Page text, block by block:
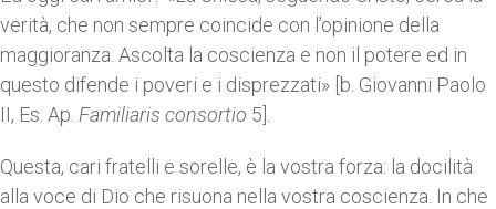
verità, che non sempre coincide con l’opinione della
maggioranza. Ascolta la coscienza e non il potere ed in
questo difende i poveri e i disprezzati» [b. Giovanni Paolo
II, Es. Ap. Familiaris consortio 5].
Questa, cari fratelli e sorelle, è la vostra forza: la docilità
alla voce di Dio che risuona nella vostra coscienza. In che